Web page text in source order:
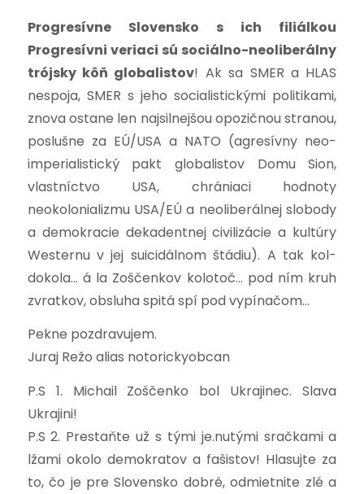
Progresívne Slovensko s ich filiálkou
Progresívni veriaci sú sociálno-neoliberálny
trójsky kôň globalistov! Ak sa SMER a HLAS
nespoja, SMER s jeho socialistickými politikami,
znova ostane len najsilnejšou opozičnou stranou,
poslušne za EÚ/USA a NATO (agresívny neo-
imperialistický pakt globalistov Domu Sion,
vlastníctvo USA, chrániaci hodnoty
neokolonializmu USA/EÚ a neoliberálnej slobody
a demokracie dekadentnej civilizácie a kultúry
Westernu v jej suicidálnom štádiu). A tak kol-
dokola… á la Zoščenkov kolotoč… pod ním kruh
zvratkov, obsluha spitá spí pod vypínačom…
Pekne pozdravujem.
Juraj Režo alias notorickyobcan
P.S 1. Michail Zoščenko bol Ukrajinec. Slava
Ukrajini!
P.S 2. Prestaňte už s tými je.nutými sračkami a
lžami okolo demokratov a fašistov! Hlasujte za
to, čo je pre Slovensko dobré, odmietnite zlé a